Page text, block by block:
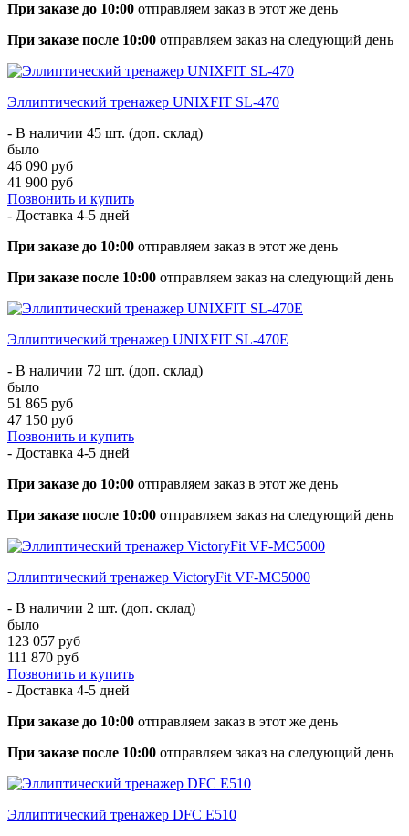
При заказе до 10:00 отправляем заказ в этот же день
При заказе после 10:00 отправляем заказ на следующий день
Эллиптический тренажер UNIXFIT SL-470
- В наличии 45 шт. (доп. склад)
было
46 090 руб
41 900 руб
Позвонить и купить
- Доставка 4-5 дней
При заказе до 10:00 отправляем заказ в этот же день
При заказе после 10:00 отправляем заказ на следующий день
Эллиптический тренажер UNIXFIT SL-470E
- В наличии 72 шт. (доп. склад)
было
51 865 руб
47 150 руб
Позвонить и купить
- Доставка 4-5 дней
При заказе до 10:00 отправляем заказ в этот же день
При заказе после 10:00 отправляем заказ на следующий день
Эллиптический тренажер VictoryFit VF-MC5000
- В наличии 2 шт. (доп. склад)
было
123 057 руб
111 870 руб
Позвонить и купить
- Доставка 4-5 дней
При заказе до 10:00 отправляем заказ в этот же день
При заказе после 10:00 отправляем заказ на следующий день
Эллиптический тренажер DFC E510